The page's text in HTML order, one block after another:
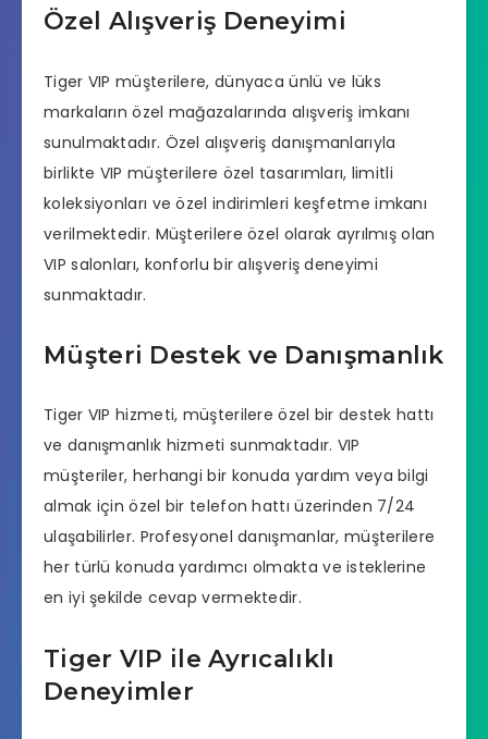
Özel Alışveriş Deneyimi
Tiger VIP müşterilere, dünyaca ünlü ve lüks
markaların özel mağazalarında alışveriş imkanı
sunulmaktadır. Özel alışveriş danışmanlarıyla
birlikte VIP müşterilere özel tasarımları, limitli
koleksiyonları ve özel indirimleri keşfetme imkanı
verilmektedir. Müşterilere özel olarak ayrılmış olan
VIP salonları, konforlu bir alışveriş deneyimi
sunmaktadır.
Müşteri Destek ve Danışmanlık
Tiger VIP hizmeti, müşterilere özel bir destek hattı
ve danışmanlık hizmeti sunmaktadır. VIP
müşteriler, herhangi bir konuda yardım veya bilgi
almak için özel bir telefon hattı üzerinden 7/24
ulaşabilirler. Profesyonel danışmanlar, müşterilere
her türlü konuda yardımcı olmakta ve isteklerine
en iyi şekilde cevap vermektedir.
Tiger VIP ile Ayrıcalıklı
Deneyimler